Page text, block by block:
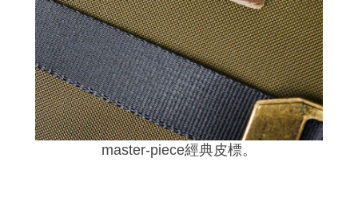
master-piece經典皮標。